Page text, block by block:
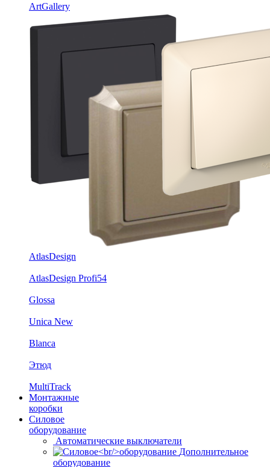
ArtGallery
AtlasDesign
AtlasDesign Profi54
Glossa
Unica New
Blanca
Этюд
MultiTrack
Монтажные
коробки
Силовое
оборудование
Автоматические выключатели
Дополнительное
оборудование